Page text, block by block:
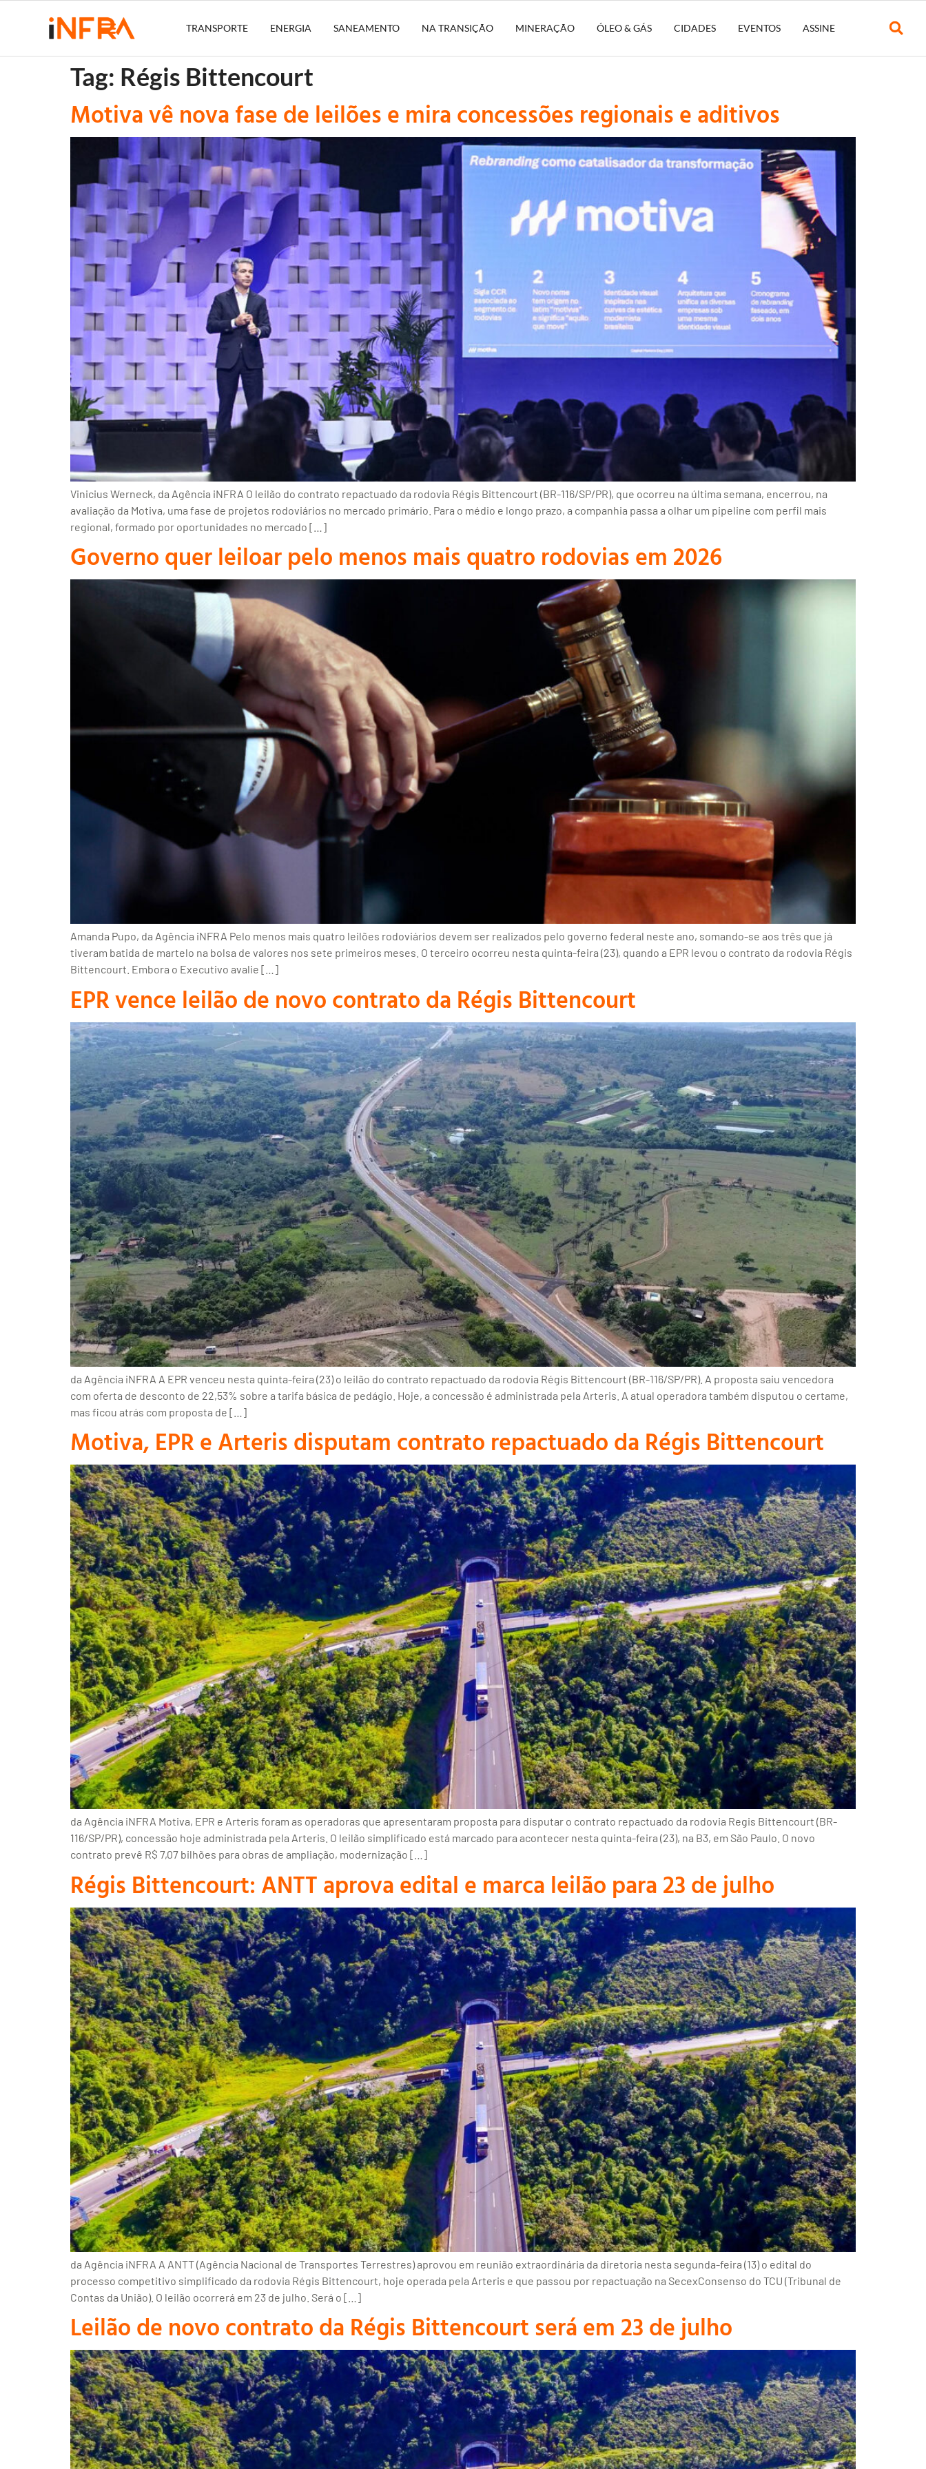
TRANSPORTE ENERGIA SANEAMENTO NA TRANSIÇÃO MINERAÇÃO ÓLEO & GÁS CIDADES EVENTOS ASSINE
Tag: Régis Bittencourt
Motiva vê nova fase de leilões e mira concessões regionais e aditivos
Vinicius Werneck, da Agência iNFRA O leilão do contrato repactuado da rodovia Régis Bittencourt (BR-116/SP/PR), que ocorreu na última semana, encerrou, na
avaliação da Motiva, uma fase de projetos rodoviários no mercado primário. Para o médio e longo prazo, a companhia passa a olhar um pipeline com perfil mais
regional, formado por oportunidades no mercado […]
Governo quer leiloar pelo menos mais quatro rodovias em 2026
Amanda Pupo, da Agência iNFRA Pelo menos mais quatro leilões rodoviários devem ser realizados pelo governo federal neste ano, somando-se aos três que já
tiveram batida de martelo na bolsa de valores nos sete primeiros meses. O terceiro ocorreu nesta quinta-feira (23), quando a EPR levou o contrato da rodovia Régis
Bittencourt. Embora o Executivo avalie […]
EPR vence leilão de novo contrato da Régis Bittencourt
da Agência iNFRA A EPR venceu nesta quinta-feira (23) o leilão do contrato repactuado da rodovia Régis Bittencourt (BR-116/SP/PR). A proposta saiu vencedora
com oferta de desconto de 22,53% sobre a tarifa básica de pedágio. Hoje, a concessão é administrada pela Arteris. A atual operadora também disputou o certame,
mas ficou atrás com proposta de […]
Motiva, EPR e Arteris disputam contrato repactuado da Régis Bittencourt
da Agência iNFRA Motiva, EPR e Arteris foram as operadoras que apresentaram proposta para disputar o contrato repactuado da rodovia Regis Bittencourt (BR-
116/SP/PR), concessão hoje administrada pela Arteris. O leilão simplificado está marcado para acontecer nesta quinta-feira (23), na B3, em São Paulo. O novo
contrato prevê R$ 7,07 bilhões para obras de ampliação, modernização […]
Régis Bittencourt: ANTT aprova edital e marca leilão para 23 de julho
da Agência iNFRA A ANTT (Agência Nacional de Transportes Terrestres) aprovou em reunião extraordinária da diretoria nesta segunda-feira (13) o edital do
processo competitivo simplificado da rodovia Régis Bittencourt, hoje operada pela Arteris e que passou por repactuação na SecexConsenso do TCU (Tribunal de
Contas da União). O leilão ocorrerá em 23 de julho. Será o […]
Leilão de novo contrato da Régis Bittencourt será em 23 de julho